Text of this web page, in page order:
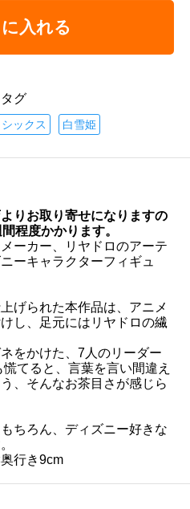
入れる
グ
ックス 白雪姫
りお取り寄せになりますの
程度かかります。
ーカー、リヤドロのアーテ
ーキャラクターフィギュ
げられた本作品は、アニメ
し、足元にはリヤドロの繊
をかけた、7人のリーダー
てると、言葉を言い間違え
、そんなお茶目さが感じら
ちろん、ディズニー好きな
行き9cm